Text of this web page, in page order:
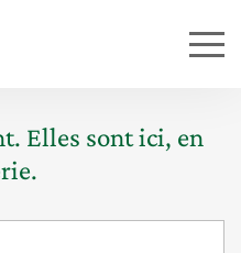
Elles sont ici, en